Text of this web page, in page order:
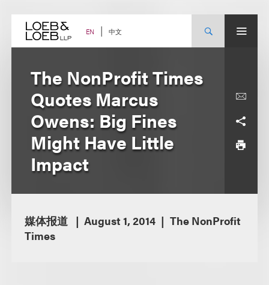
content EN 中文
The NonProfit Times
Quotes Marcus
Owens: Big Fines
Might Have Little
Impact
媒体报道 August 1, 2014
The NonProfit
Times